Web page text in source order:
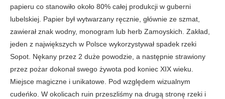
papieru co stanowiło około 80% całej produkcji w guberni
lubelskiej. Papier był wytwarzany ręcznie, głównie ze szmat,
zawierał znak wodny, monogram lub herb Zamoyskich. Zakład,
jeden z największych w Polsce wykorzystywał spadek rzeki
Sopot. Nękany przez 2 duże powodzie, a następnie strawiony
przez pożar dokonał swego żywota pod koniec XIX wieku.
Miejsce magiczne i unikatowe. Pod względem wizualnym
cudeńko. W okolicach ruin przeszliśmy na drugą stronę rzeki i